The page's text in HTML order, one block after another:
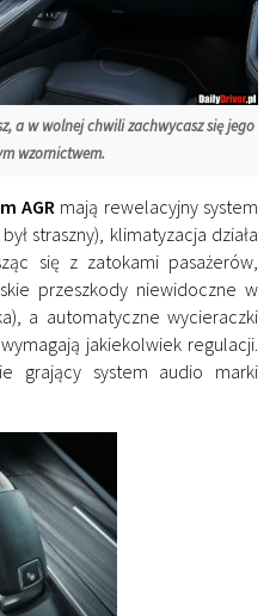
a w wolnej chwili zachwycasz się jego
wzornictwem.
AGR mają rewelacyjny system
straszny), klimatyzacja działa
się z zatokami pasażerów,
przeszkody niewidoczne w
a automatyczne wycieraczki
jakiekolwiek regulacji.
grający system audio marki